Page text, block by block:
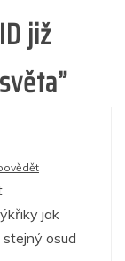
již
”
jak
osud